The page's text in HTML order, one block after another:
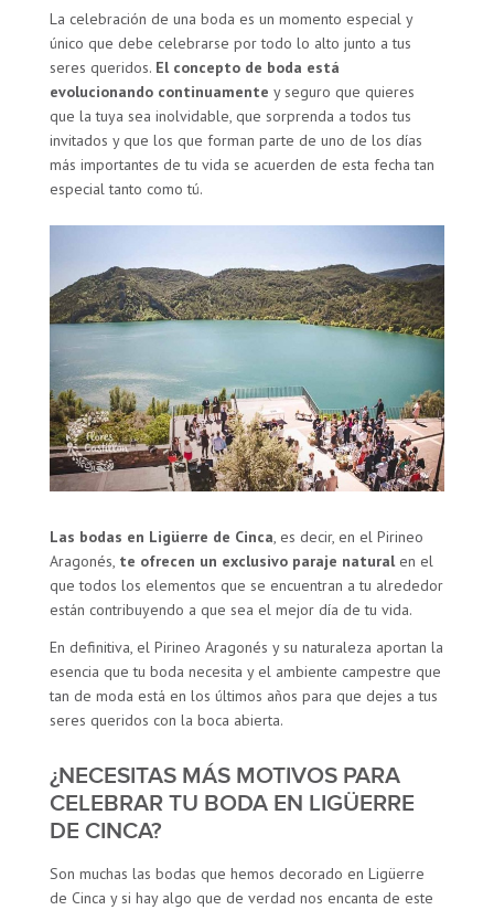
La celebración de una boda es un momento especial y
único que debe celebrarse por todo lo alto junto a tus
seres queridos. El concepto de boda está
evolucionando continuamente y seguro que quieres
que la tuya sea inolvidable, que sorprenda a todos tus
invitados y que los que forman parte de uno de los días
más importantes de tu vida se acuerden de esta fecha tan
especial tanto como tú.
Las bodas en Ligüerre de Cinca, es decir, en el Pirineo
Aragonés, te ofrecen un exclusivo paraje naturalen el
que todos los elementos que se encuentran a tu alrededor
están contribuyendo a que sea el mejor día de tu vida.
En definitiva, el Pirineo Aragonés y su naturaleza aportan la
esencia que tu boda necesita y el ambiente campestre que
tan de moda está en los últimos años para que dejes a tus
seres queridos con la boca abierta.
¿NECESITAS MÁS MOTIVOS PARA
CELEBRAR TU BODA EN LIGÜERRE
DE CINCA?
Son muchas las bodas que hemos decorado en Ligüerre
de Cinca y si hay algo que de verdad nos encanta de este